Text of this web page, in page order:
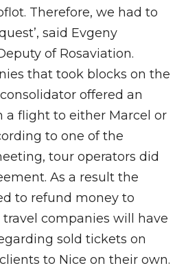
Therefore, we had to
said Evgeny
of Rosaviation.
that took blocks on the
offered an
a flight to either Marcel or
to one of the
tour operators did
As a result the
to refund money to
companies will have
sold tickets on
to Nice on their own.